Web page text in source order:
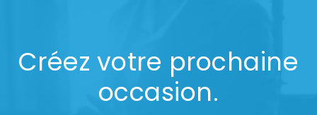
Créez votre prochaine
occasion.